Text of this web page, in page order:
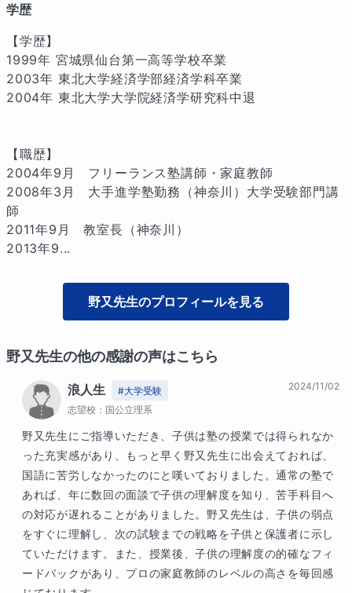
学歴
【学歴】
1999年 宮城県仙台第一高等学校卒業
2003年 東北大学経済学部経済学科卒業
2004年 東北大学大学院経済学研究科中退
【職歴】
2004年9月　フリーランス塾講師・家庭教師
2008年3月　大手進学塾勤務（神奈川）大学受験部門講
師
2011年9月　教室長（神奈川）
2013年9...
野又先生のプロフィールを見る
野又先生の他の感謝の声はこちら
浪人生 #大学受験
志望校： 国公立理系
2024/11/02
野又先生にご指導いただき、子供は塾の授業では得られなか
った充実感があり、もっと早く野又先生に出会えておれば、
国語に苦労しなかったのにと嘆いておりました。通常の塾で
あれば、年に数回の面談で子供の理解度を知り、苦手科目へ
の対応が遅れることがありました。野又先生は、子供の弱点
をすぐに理解し、次の試験までの戦略を子供と保護者に示し
ていただけます。また、授業後、子供の理解度の的確なフィ
ードバックがあり、プロの家庭教師のレベルの高さを毎回感